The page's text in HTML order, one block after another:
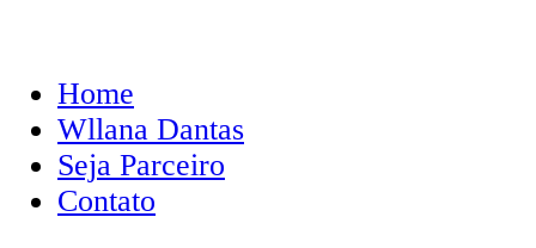
Home
Wllana Dantas
Seja Parceiro
Contato